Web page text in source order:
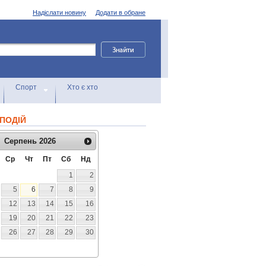
Додати в обране
Надіслати новину
Спорт Хто є хто
Серпень 2026
Ср Чт Пт Сб
Нд
1
2
5 6 7 8
9
12 13 14 15
16
19 20 21 22
23
26 27 28 29
30